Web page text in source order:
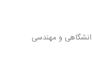
و مهندسی